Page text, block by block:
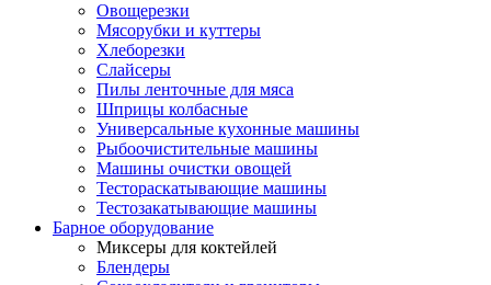
Овощерезки
Мясорубки и куттеры
Хлеборезки
Слайсеры
Пилы ленточные для мяса
Шприцы колбасные
Универсальные кухонные машины
Рыбоочистительные машины
Машины очистки овощей
Тестораскатывающие машины
Тестозакатывающие машины
Барное оборудование
Миксеры для коктейлей
Блендеры